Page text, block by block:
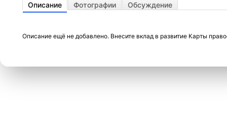
Описание Фотографии Обсуждение
Описание ещё не добавлено. Внесите вклад в развитие Карты